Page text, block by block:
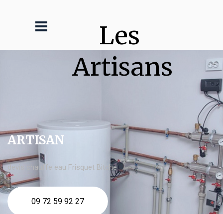
Les
Artisans
ARTISAN
devis chauffe eau Frisquet Bitche
09 72 59 92 27